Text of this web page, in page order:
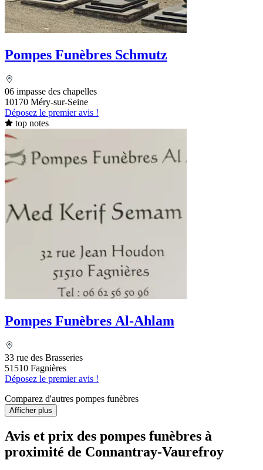
Pompes Funèbres Schmutz
06 impasse des chapelles
10170 Méry-sur-Seine
Déposez le premier avis !
top notes
Pompes Funèbres Al-Ahlam
33 rue des Brasseries
51510 Fagnières
Déposez le premier avis !
Comparez d'autres pompes funèbres
Afficher plus
Avis et prix des pompes funèbres à
proximité de Connantray-Vaurefroy